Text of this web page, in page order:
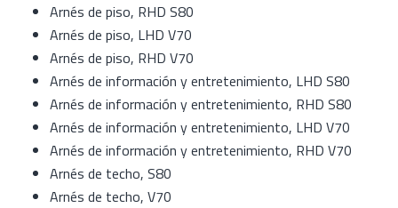
Arnés de piso, RHD S80
Arnés de piso, LHD V70
Arnés de piso, RHD V70
Arnés de información y entretenimiento, LHD S80
Arnés de información y entretenimiento, RHD S80
Arnés de información y entretenimiento, LHD V70
Arnés de información y entretenimiento, RHD V70
Arnés de techo, S80
Arnés de techo, V70